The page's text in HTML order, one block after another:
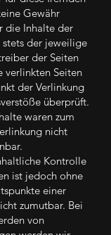
Gewähr
die Inhalte der
der jeweilige
der Seiten
verlinkten Seiten
der Verlinkung
überprüft.
waren zum
nicht
Kontrolle
ist jedoch ohne
einer
zumutbar. Bei
von